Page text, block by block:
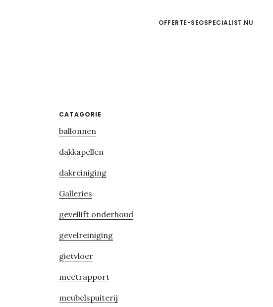
OFFERTE-SEOSPECIALIST.NU
Primary
Sidebar
CATAGORIE
ballonnen
dakkapellen
dakreiniging
Galleries
gevellift onderhoud
gevelreiniging
gietvloer
meetrapport
meubelspuiterij